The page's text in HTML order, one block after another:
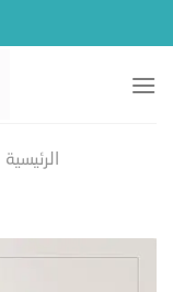
الرئيسية